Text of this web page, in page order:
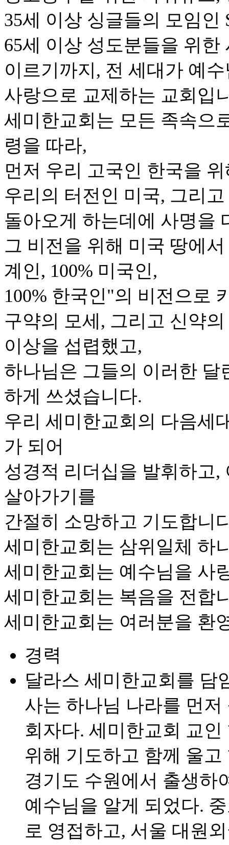
35세 이상 싱글들의 모임인
65세 이상 성도분들을 위한
이르기까지, 전 세대가 예
사랑으로 교제하는 교회입
세미한교회는 모든 족속으
령을 따라,
먼저 우리 고국인 한국을
우리의 터전인 미국, 그리
돌아오게 하는데에 사명을
그 비전을 위해 미국 땅에
계인, 100% 미국인,
100% 한국인"의 비전으로
구약의 모세, 그리고 신약
이상을 섭렵했고,
하나님은 그들의 이러한
하게 쓰셨습니다.
우리 세미한교회의 다음세
가 되어
성경적 리더십을 발휘하고
살아가기를
간절히 소망하고 기도합니
세미한교회는 삼위일체 하
세미한교회는 예수님을 사
세미한교회는 복음을 전합
세미한교회는 여러분을 환
경력
달라스 세미한교회를 담
사는 하나님 나라를 먼
회자다. 세미한교회 교
위해 기도하고 함께 울
경기도 수원에서 출생하
예수님을 알게 되었다.
로 영접하고, 서울 대원